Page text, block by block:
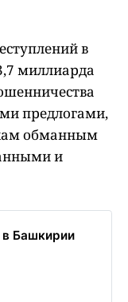
в
миллиарда
предлогами,
обманным
и
Башкирии